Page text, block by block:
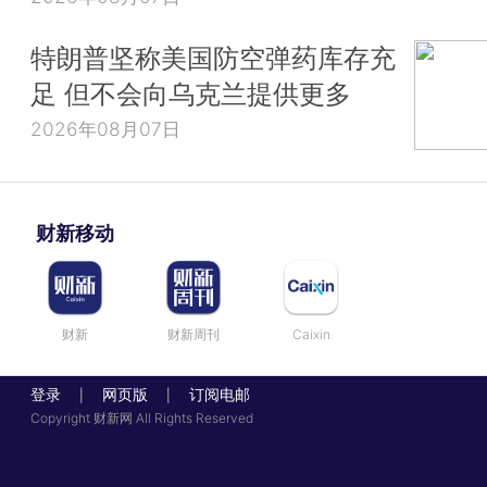
特朗普坚称美国防空弹药库存充
足 但不会向乌克兰提供更多
2026年08月07日
财新移动
财新 财新周刊 Caixin
登录 网页版 订阅电邮
Copyright 财新网 All Rights Reserved